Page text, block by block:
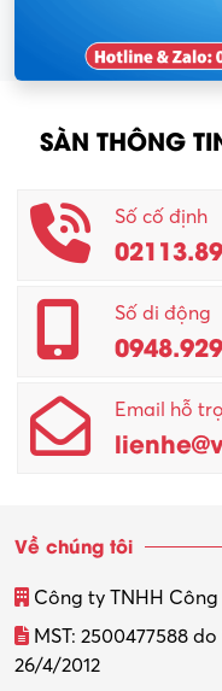
SÀN THÔNG
Số cố định
Số di động
Email hỗ
Về chúng tôi
Công ty TNHH
MST: 2500477588
26/4/2012